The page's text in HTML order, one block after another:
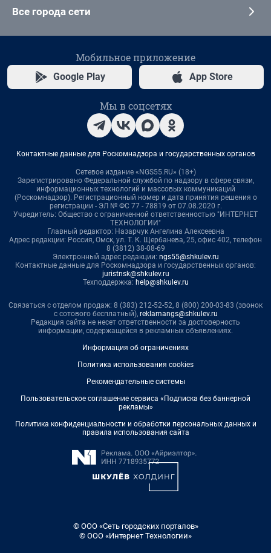
Все города сети
Мобильное приложение
Google Play App Store
Мы в соцсетях
Контактные данные для Роскомнадзора и государственных органов
Сетевое издание «NGS55.RU» (18+)
Зарегистрировано Федеральной службой по надзору в сфере связи,
информационных технологий и массовых коммуникаций
(Роскомнадзор). Регистрационный номер и дата принятия решения о
регистрации - ЭЛ № ФС 77 - 78819 от 07.08.2020 г.
Учредитель: Общество с ограниченной ответственностью "ИНТЕРНЕТ
ТЕХНОЛОГИИ"
Главный редактор: Назарчук Ангелина Алексеевна
Адрес редакции: Россия, Омск, ул. Т. К. Щербанева, 25, офис 402, телефон
8 (3812) 38-08-69
Электронный адрес редакции: ngs55@shkulev.ru
Контактные данные для Роскомнадзора и государственных органов:
juristnsk@shkulev.ru
Техподдержка: help@shkulev.ru
Связаться с отделом продаж: 8 (383) 212-52-52, 8 (800) 200-03-83 (звонок
с сотового бесплатный), reklamangs@shkulev.ru
Редакция сайта не несет ответственности за достоверность
информации, содержащейся в рекламных объявлениях.
Информация об ограничениях
Политика использования cookies
Рекомендательные системы
Пользовательское соглашение сервиса «Подписка без баннерной
рекламы»
Политика конфиденциальности и обработки персональных данных и
правила использования сайта
© ООО «Сеть городских порталов»
© ООО «Интернет Технологии»